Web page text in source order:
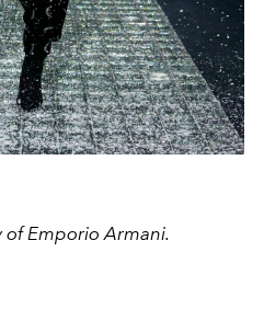
of Emporio Armani.